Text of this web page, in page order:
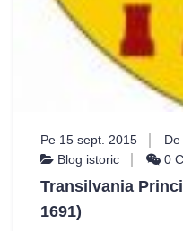
Pe 15 sept. 2015
Blog istoric
0
Transilvania
1691)